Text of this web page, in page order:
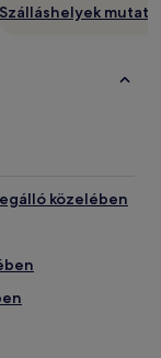
Szálláshelyek
közelében